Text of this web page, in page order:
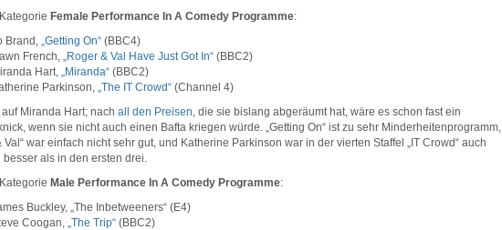
Female Performance In A Comedy Programme:
Brand, „Getting On“ (BBC4)
French, „Roger & Val Have Just Got In“ (BBC2)
Hart, „Miranda“ (BBC2)
Parkinson, „The IT Crowd“ (Channel 4)
auf Miranda Hart; nach all den Preisen, die sie bislang abgeräumt hat, wäre es schon fast ein
wenn sie nicht auch einen Bafta kriegen würde. „Getting On“ ist zu sehr Minderheitenprogramm,
Val“ war einfach nicht sehr gut, und Katherine Parkinson war in der vierten Staffel „IT Crowd“ auch
besser als in den ersten drei.
Male Performance In A Comedy Programme:
Buckley, „The Inbetweeners“ (E4)
Coogan, „The Trip“ (BBC2)